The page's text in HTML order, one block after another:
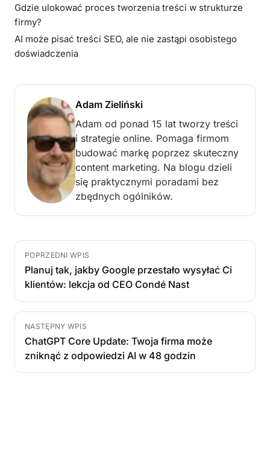
Gdzie ulokować proces tworzenia treści w strukturze
firmy?
AI może pisać treści SEO, ale nie zastąpi osobistego
doświadczenia
Adam Zieliński
Adam od ponad 15 lat tworzy treści
i strategie online. Pomaga firmom
budować markę poprzez skuteczny
content marketing. Na blogu dzieli
się praktycznymi poradami bez
zbędnych ogólników.
POPRZEDNI WPIS
Planuj tak, jakby Google przestało wysyłać Ci
klientów: lekcja od CEO Condé Nast
NASTĘPNY WPIS
ChatGPT Core Update: Twoja firma może
zniknąć z odpowiedzi AI w 48 godzin